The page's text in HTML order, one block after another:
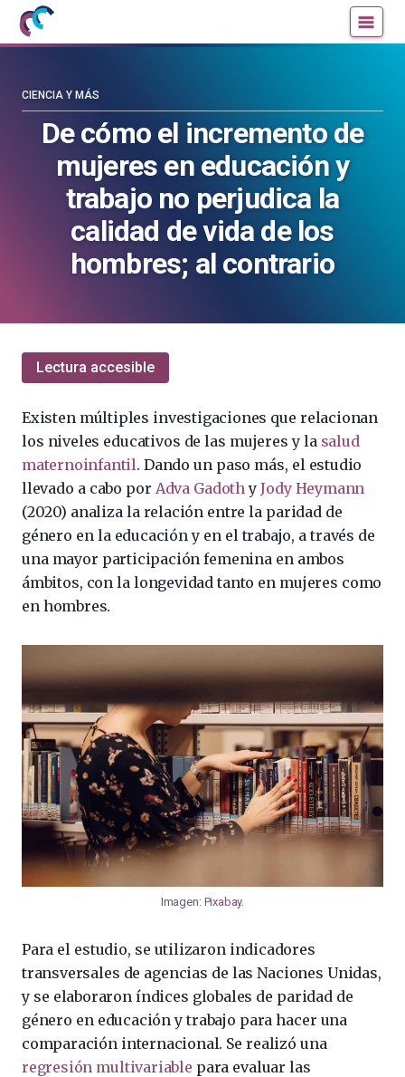
Mujeres
con
blog
De cómo el incremento de
mujeres en educación y
trabajo no perjudica la
calidad de vida de los
hombres; al contrario
CIENCIA Y MÁS
Lectura accesible
Existen múltiples investigaciones que relacionan
los niveles educativos de las mujeres y la salud
maternoinfantil. Dando un paso más, el estudio
llevado a cabo por Adva GadothyJody Heymann
(2020) analiza la relación entre la paridad de
género en la educación y en el trabajo, a través de
una mayor participación femenina en ambos
ámbitos, con la longevidad tanto en mujeres como
en hombres.
Imagen: Pixabay.
Para el estudio, se utilizaron indicadores
transversales de agencias de las Naciones Unidas,
y se elaboraron índices globales de paridad de
género en educación y trabajo para hacer una
comparación internacional. Se realizó una
regresión multivariable para evaluar las